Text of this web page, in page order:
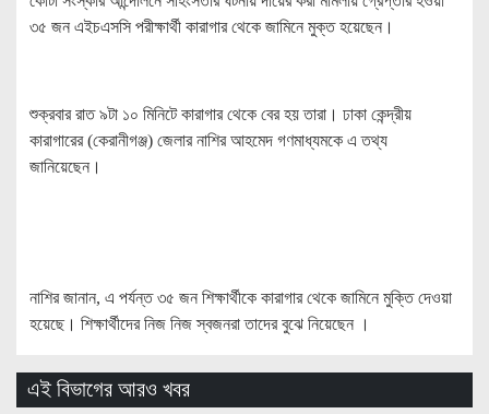
৩৫ জন এইচএসসি পরীক্ষার্থী কারাগার থেকে জামিনে মুক্ত হয়েছেন।
শুক্রবার রাত ৯টা ১০ মিনিটে কারাগার থেকে বের হয় তারা। ঢাকা কেন্দ্রীয়
কারাগারের (কেরানীগঞ্জ) জেলার নাশির আহমেদ গণমাধ্যমকে এ তথ্য
জানিয়েছেন।
নাশির জানান, এ পর্যন্ত ৩৫ জন শিক্ষার্থীকে কারাগার থেকে জামিনে মুক্তি দেওয়া
হয়েছে। শিক্ষার্থীদের নিজ নিজ স্বজনরা তাদের বুঝে নিয়েছেন ।
এই বিভাগের আরও খবর